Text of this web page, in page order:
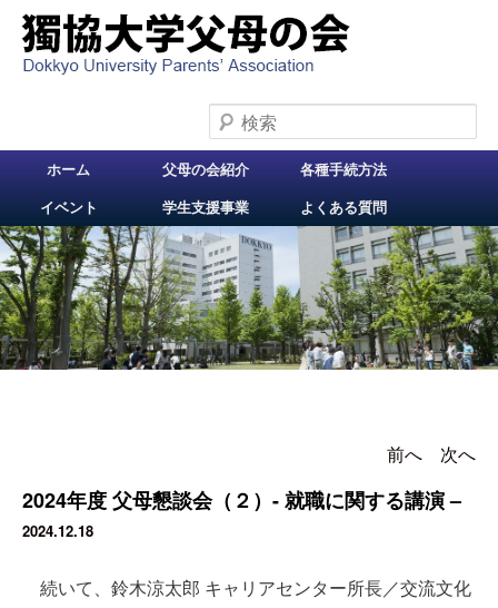
検索
メインメニュー
メインコンテンツへ
移動
ホーム 父母の会紹介
各種手続方法
イベント
学生支援事業 よくある質問
投稿ナビゲー
前へ 次へ
2024年度 父母懇談会（２）- 就職に関する講演 –
2024.12.18
続いて、鈴木涼太郎 キャリアセンター所長／交流文化